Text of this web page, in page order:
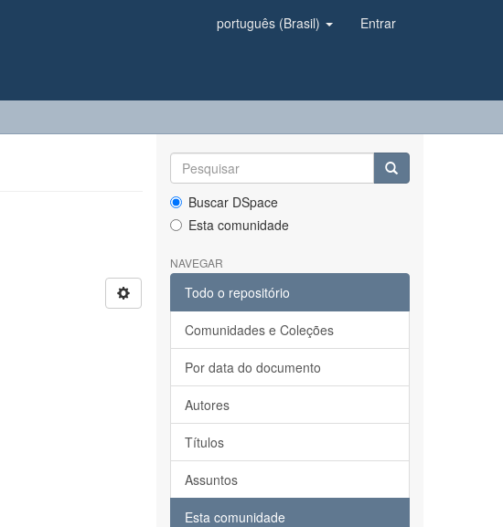
português (Brasil) Entrar
Buscar DSpace
Esta comunidade
NAVEGAR
Todo o repositório
Comunidades e Coleções
Por data do documento
Autores
Títulos
Assuntos
Esta comunidade